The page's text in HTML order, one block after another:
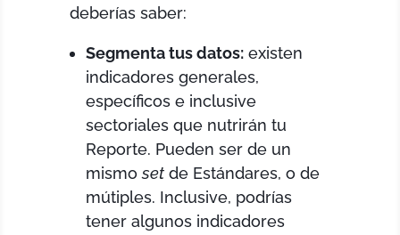
deberías saber:
Segmenta tus datos: existen
indicadores generales,
específicos e inclusive
sectoriales que nutrirán tu
Reporte. Pueden ser de un
mismoset de Estándares, o de
mútiples. Inclusive, podrías
tener algunos indicadores